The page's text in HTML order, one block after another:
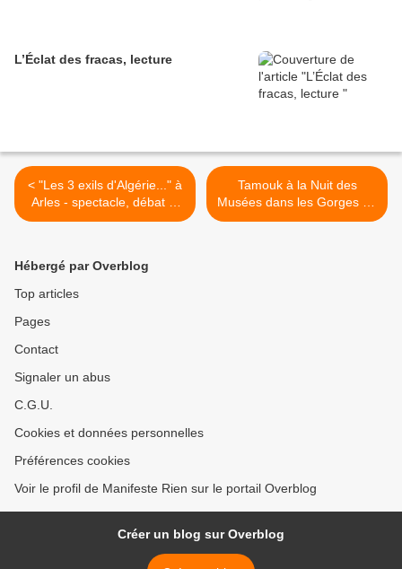
L’Éclat des fracas, lecture
< "Les 3 exils d'Algérie..." à
Arles - spectacle, débat et
atelier
Tamouk à la Nuit des
Musées dans les Gorges du
Verdon >
Hébergé par Overblog
Top articles
Pages
Contact
Signaler un abus
C.G.U.
Cookies et données personnelles
Préférences cookies
Voir le profil de Manifeste Rien sur le portail Overblog
Créer un blog sur Overblog